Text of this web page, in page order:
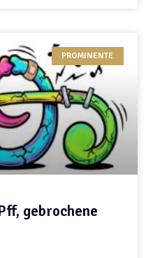
PROMINENTE
gebrochene